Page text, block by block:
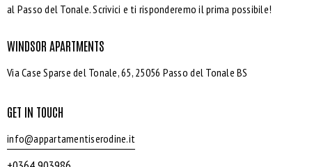
al Passo del Tonale. Scrivici e ti risponderemo il prima possibile!
WINDSOR APARTMENTS
Via Case Sparse del Tonale, 65, 25056 Passo del Tonale BS
GET IN TOUCH
info@appartamentiserodine.it